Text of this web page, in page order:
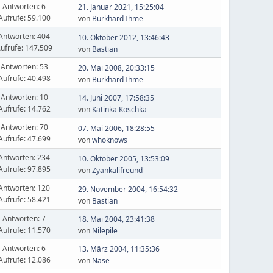
Antworten: 6
59.100
21. Januar 2021, 15:25:04
von Burkhard Ihme
404
147.509
10. Oktober 2012, 13:46:43
von Bastian
Antworten: 53
40.498
20. Mai 2008, 20:33:15
von Burkhard Ihme
Antworten: 10
14.762
14. Juni 2007, 17:58:35
von Katinka Koschka
Antworten: 70
47.699
07. Mai 2006, 18:28:55
vonwhoknows
234
97.895
10. Oktober 2005, 13:53:09
vonZyankalifreund
120
58.421
29. November 2004, 16:54:32
von Bastian
Antworten: 7
11.570
18. Mai 2004, 23:41:38
von Nilepile
Antworten: 6
12.086
13. März 2004, 11:35:36
von Nase